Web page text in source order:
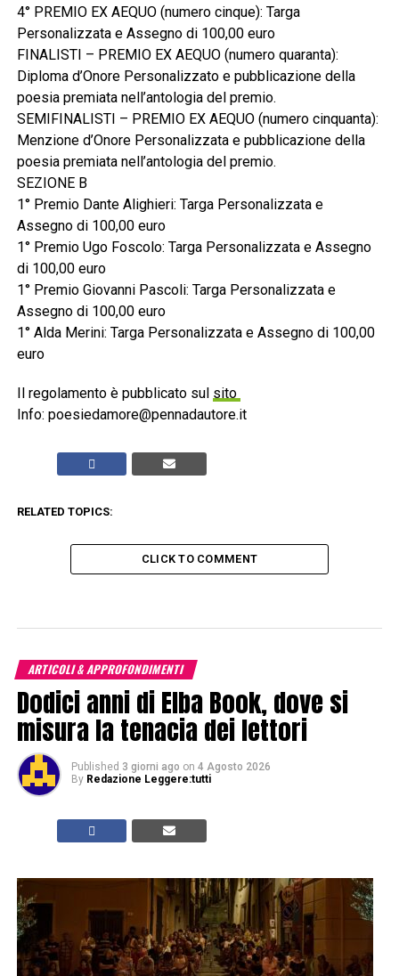
4° PREMIO EX AEQUO (numero cinque): Targa
Personalizzata e Assegno di 100,00 euro
FINALISTI – PREMIO EX AEQUO (numero quaranta):
Diploma d’Onore Personalizzato e pubblicazione della
poesia premiata nell’antologia del premio.
SEMIFINALISTI – PREMIO EX AEQUO (numero cinquanta):
Menzione d’Onore Personalizzata e pubblicazione della
poesia premiata nell’antologia del premio.
SEZIONE B
1° Premio Dante Alighieri: Targa Personalizzata e
Assegno di 100,00 euro
1° Premio Ugo Foscolo: Targa Personalizzata e Assegno
di 100,00 euro
1° Premio Giovanni Pascoli: Targa Personalizzata e
Assegno di 100,00 euro
1° Alda Merini: Targa Personalizzata e Assegno di 100,00
euro
Il regolamento è pubblicato sul sito
Info: poesiedamore@pennadautore.it
RELATED TOPICS:
CLICK TO COMMENT
ARTICOLI & APPROFONDIMENTI
Dodici anni di Elba Book, dove si
misura la tenacia dei lettori
Published 3 giorni ago on 4 Agosto 2026
By Redazione Leggere:tutti